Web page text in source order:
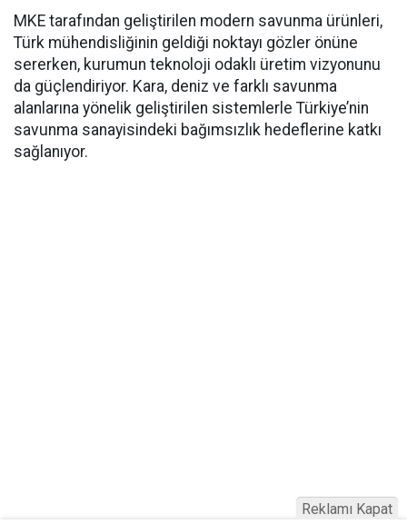
MKE tarafından geliştirilen modern savunma ürünleri,
Türk mühendisliğinin geldiği noktayı gözler önüne
sererken, kurumun teknoloji odaklı üretim vizyonunu
da güçlendiriyor. Kara, deniz ve farklı savunma
alanlarına yönelik geliştirilen sistemlerle Türkiye’nin
savunma sanayisindeki bağımsızlık hedeflerine katkı
sağlanıyor.
Reklamı Kapat